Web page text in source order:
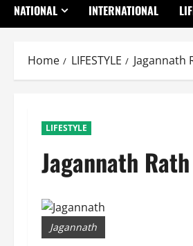
NATIONAL INTERNATIONAL
Home LIFESTYLE Jagannath
LIFESTYLE
Jagannath
Jagannath